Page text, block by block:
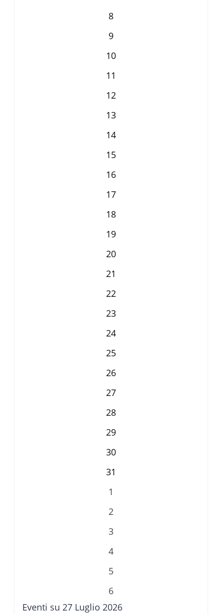
8
9
10
11
12
13
14
15
16
17
18
19
20
21
22
23
24
25
26
27
28
29
30
31
1
2
3
4
5
6
Eventi su 27 Luglio 2026